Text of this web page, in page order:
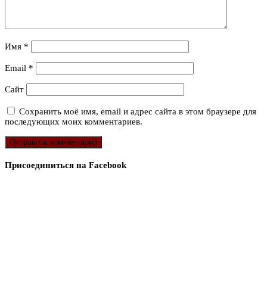
Имя *
Email *
Сайт
Сохранить моё имя, email и адрес сайта в этом браузере для
последующих моих комментариев.
Присоединиться на Facebook